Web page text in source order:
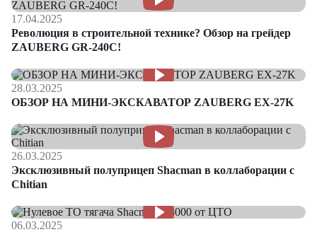
17.04.2025
Революция в строительной технике? Обзор на грейдер
ZAUBERG GR-240C!
28.03.2025
ОБЗОР НА МИНИ-ЭКСКАВАТОР ZAUBERG EX-27K
26.03.2025
Эксклюзивный полуприцеп Shacman в коллаборации с
Chitian
06.03.2025